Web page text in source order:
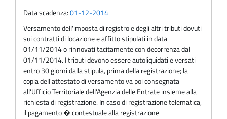
Data scadenza:01-12-2014
Versamento dell'imposta di registro e degli altri tributi dovuti
sui contratti di locazione e affitto stipulati in data
01/11/2014 o rinnovati tacitamente con decorrenza dal
01/11/2014. I tributi devono essere autoliquidati e versati
entro 30 giorni dalla stipula, prima della registrazione; la
copia dell'attestato di versamento va poi consegnata
all'Ufficio Territoriale dell'Agenzia delle Entrate insieme alla
richiesta di registrazione. In caso di registrazione telematica,
il pagamento � contestuale alla registrazione